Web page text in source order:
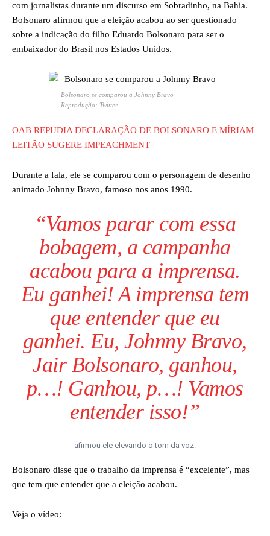
com jornalistas durante um discurso em Sobradinho, na Bahia.
Bolsonaro afirmou que a eleição acabou ao ser questionado
sobre a indicação do filho Eduardo Bolsonaro para ser o
embaixador do Brasil nos Estados Unidos.
Bolsonaro se comparou a Johnny Bravo
Reprodução: Twitter
OAB REPUDIA DECLARAÇÃO DE BOLSONARO E MÍRIAM
LEITÃO SUGERE IMPEACHMENT
Durante a fala, ele se comparou com o personagem de desenho
animado Johnny Bravo, famoso nos anos 1990.
“Vamos parar com essa
bobagem, a campanha
acabou para a imprensa.
Eu ganhei! A imprensa tem
que entender que eu
ganhei. Eu, Johnny Bravo,
Jair Bolsonaro, ganhou,
p…! Ganhou, p…! Vamos
entender isso!”
afirmou ele elevando o tom da voz.
Bolsonaro disse que o trabalho da imprensa é “excelente”, mas
que tem que entender que a eleição acabou.
Veja o vídeo: